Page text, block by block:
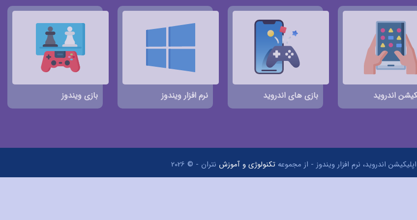
اندروید بازی های اندروید نرم افزار ویندوز بازی ویندوز
اندروید، نرم افزار ویندوز - از مجموعه تکنولوژی و آموزش نتران - © 2026